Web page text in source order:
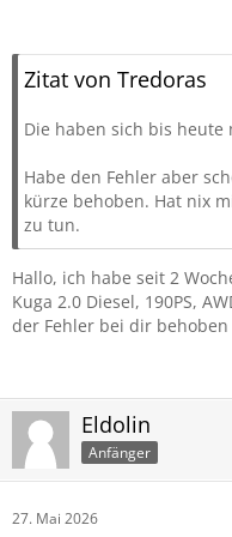
Zitat von Tredoras
Die haben sich bis heute
Habe den Fehler aber
kürze behoben. Hat nix
zu tun.
Hallo, ich habe seit 2
Kuga 2.0 Diesel, 190PS,
der Fehler bei dir
Eldolin
Anfänger
27. Mai 2026